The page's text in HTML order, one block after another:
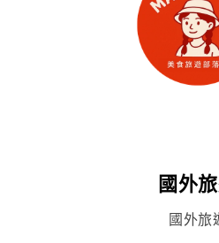
國外
國外旅